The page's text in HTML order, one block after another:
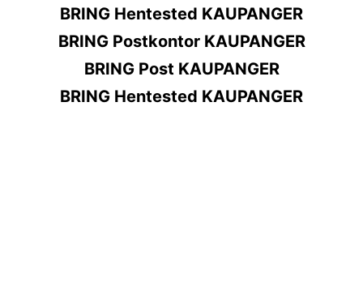
BRING Hentested KAUPANGER
BRING Postkontor KAUPANGER
BRING Post KAUPANGER
BRING Hentested KAUPANGER